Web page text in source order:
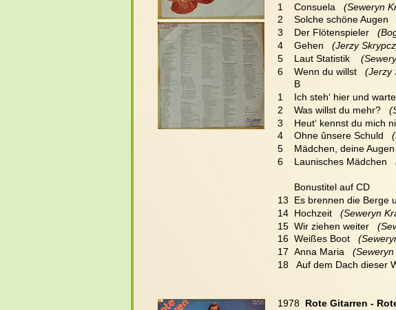
1    Consuela
(Seweryn
2    Solche schöne Augen
3    Der Flötenspieler
4    Gehen
(Jerzy
5    Laut Statistik
6    Wenn du willst
      B
1    Ich steh‘ hier und
2    Was willst du mehr?
3    Heut‘ kennst du mich
4    Ohne ûnsere Schuld
5    Mädchen, deine Augen
6    Launisches Mädchen
  Bonustitel auf CD
13  Es brennen die Berge
14  Hochzeit
(Seweryn
15 Wir ziehen weiter
16 Weißes Boot
17 Anna Maria
18
Auf dem Dach dieser
1978 Rote Gitarren -